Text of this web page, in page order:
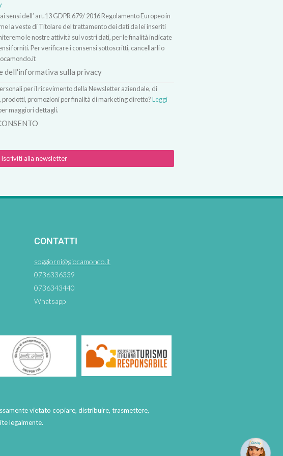
sensi dell’ art.13 GDPR 679/ 2016 Regolamento Europeo in
la veste di Titolare del trattamento dei dati da lei inseriti
le nostre attività sui vostri dati, per le finalità indicate
forniti. Per verificare i consensi sottoscritti, cancellarli o
dell'informativa sulla privacy
per il ricevimento della Newsletter aziendale, di
promozioni per finalità di marketing diretto?Leggi
maggiori dettagli.
Iscriviti alla newsletter
CONTATTI
soggiorni@giocamondo.it
0736336339
0736343440
Whatsapp
vietato copiare, distribuire, trasmettere,
legalmente.